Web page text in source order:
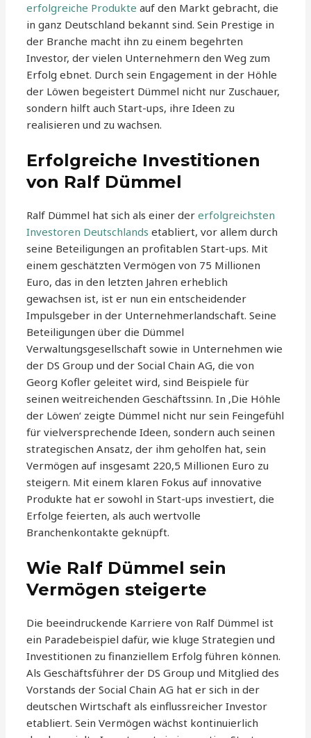
erfolgreiche Produkte auf den Markt gebracht, die
in ganz Deutschland bekannt sind. Sein Prestige in
der Branche macht ihn zu einem begehrten
Investor, der vielen Unternehmern den Weg zum
Erfolg ebnet. Durch sein Engagement in der Höhle
der Löwen begeistert Dümmel nicht nur Zuschauer,
sondern hilft auch Start-ups, ihre Ideen zu
realisieren und zu wachsen.
Erfolgreiche Investitionen
von Ralf Dümmel
Ralf Dümmel hat sich als einer dererfolgreichsten
Investoren Deutschlands etabliert, vor allem durch
seine Beteiligungen an profitablen Start-ups. Mit
einem geschätzten Vermögen von 75 Millionen
Euro, das in den letzten Jahren erheblich
gewachsen ist, ist er nun ein entscheidender
Impulsgeber in der Unternehmerlandschaft. Seine
Beteiligungen über die Dümmel
Verwaltungsgesellschaft sowie in Unternehmen wie
der DS Group und der Social Chain AG, die von
Georg Kofler geleitet wird, sind Beispiele für
seinen weitreichenden Geschäftssinn. In ‚Die Höhle
der Löwen‘ zeigte Dümmel nicht nur sein Feingefühl
für vielversprechende Ideen, sondern auch seinen
strategischen Ansatz, der ihm geholfen hat, sein
Vermögen auf insgesamt 220,5 Millionen Euro zu
steigern. Mit einem klaren Fokus auf innovative
Produkte hat er sowohl in Start-ups investiert, die
Erfolge feierten, als auch wertvolle
Branchenkontakte geknüpft.
Wie Ralf Dümmel sein
Vermögen steigerte
Die beeindruckende Karriere von Ralf Dümmel ist
ein Paradebeispiel dafür, wie kluge Strategien und
Investitionen zu finanziellem Erfolg führen können.
Als Geschäftsführer der DS Group und Mitglied des
Vorstands der Social Chain AG hat er sich in der
deutschen Wirtschaft als einflussreicher Investor
etabliert. Sein Vermögen wächst kontinuierlich